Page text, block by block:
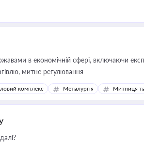
в економічній сфері, включаючи
митне регулювання
комплекс Металургія Митниця